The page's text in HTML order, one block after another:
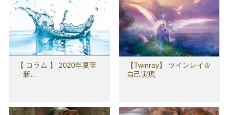
【 コラム 】 2020年夏至
– 新…
【Twinray】 ツインレイ♔
自己実現